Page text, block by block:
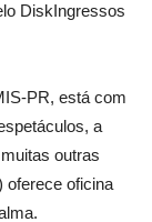
DiskIngressos
PR, está com
a
outras
oferece oficina